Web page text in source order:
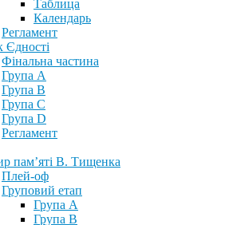
Таблица
Календарь
Регламент
Єдності
Фінальна частина
Група А
Група В
Група С
Група D
Регламент
пам’яті В. Тищенка
Плей-оф
Груповий етап
Група А
Група В